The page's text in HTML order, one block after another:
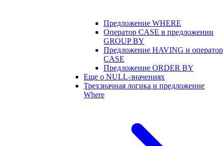
Предложение WHERE
Оператор CASE в предложении
GROUP BY
Предложение HAVING и оператор
CASE
Предложение ORDER BY
Еще о NULL-значениях
Трехзначная логика и предложение
Where